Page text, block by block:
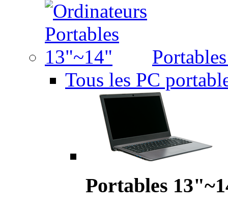
Tous les PC
Portables